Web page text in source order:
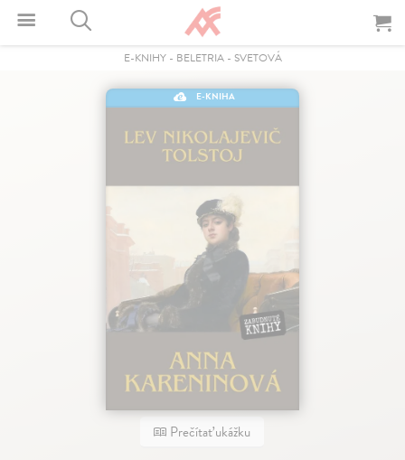
E-KNIHY- BELETRIA- SVETOVÁ
E-KNIHA
Prečítať ukážku